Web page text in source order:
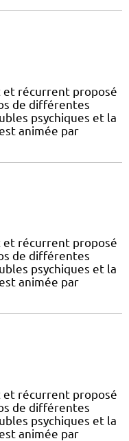
et récurrent proposé
de différentes
psychiques et la
animée par
et récurrent proposé
de différentes
psychiques et la
animée par
et récurrent proposé
de différentes
psychiques et la
animée par